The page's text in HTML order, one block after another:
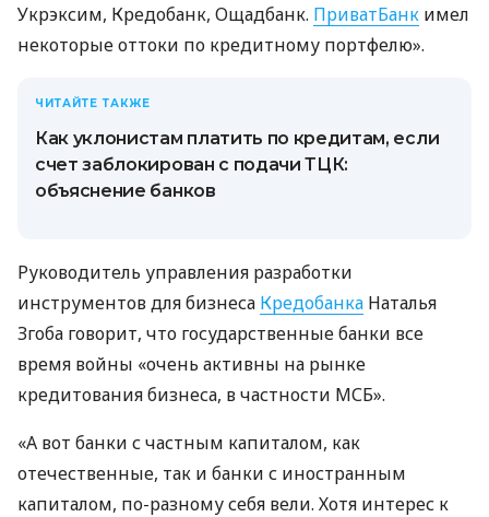
Укрэксим, Кредобанк, Ощадбанк. ПриватБанк имел
некоторые оттоки по кредитному портфелю».
ЧИТАЙТЕ ТАКЖЕ
Как уклонистам платить по кредитам, если
счет заблокирован с подачи ТЦК:
объяснение банков
Руководитель управления разработки
инструментов для бизнеса Кредобанка Наталья
Згоба говорит, что государственные банки все
время войны «очень активны на рынке
кредитования бизнеса, в частности МСБ».
«А вот банки с частным капиталом, как
отечественные, так и банки с иностранным
капиталом, по-разному себя вели. Хотя интерес к